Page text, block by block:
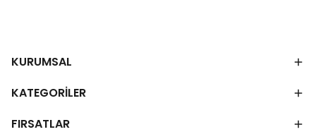
KURUMSAL
KATEGORİLER
FIRSATLAR